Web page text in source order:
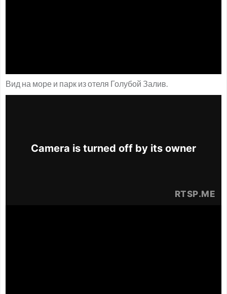
Вид на море и парк из отеля Голубой Залив.